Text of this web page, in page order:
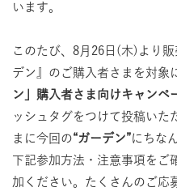
います。
このたび、8月26日(木)より
デン』のご購入者さまを対象
ン」購入者さま向けキャンペ
ッシュタグをつけて投稿いた
まに今回の“ガーデン”にちな
下記参加方法・注意事項をご
加ください。たくさんのご応